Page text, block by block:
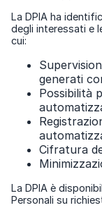
La DPIA ha
degli interessati e
cui:
generati
Possibilità
Cifratura
La DPIA è
Personali su